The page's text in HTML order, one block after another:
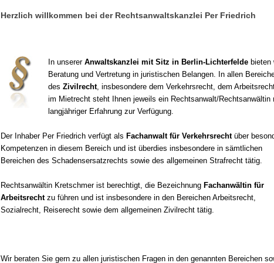
Herzlich willkommen bei der Rechtsanwaltskanzlei Per Friedrich
In unserer Anwaltskanzlei mit Sitz in Berlin-Lichterfeldebieten
Beratung und Vertretung in juristischen Belangen. In allen
des Zivilrecht, insbesondere dem Verkehrsrecht, dem
im Mietrecht steht Ihnen jeweils ein Rechtsanwalt/Rechtsanwältin
langjähriger Erfahrung zur Verfügung.
Der Inhaber Per Friedrich verfügt als Fachanwalt für Verkehrsrechtüber
Kompetenzen in diesem Bereich und ist überdies insbesondere in sämtlichen
Bereichen des Schadensersatzrechts sowie des allgemeinen Strafrecht tätig.
Rechtsanwältin Kretschmer ist berechtigt, die Bezeichnung Fachanwältin für
Arbeitsrechtzu führen und ist insbesondere in den Bereichen Arbeitsrecht,
Sozialrecht, Reiserecht sowie dem allgemeinen Zivilrecht tätig.
Wir beraten Sie gern zu allen juristischen Fragen in den genannten Bereichen